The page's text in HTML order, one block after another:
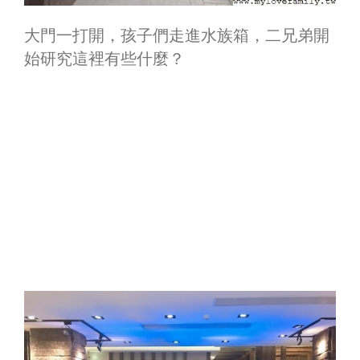
大門一打開，孩子們走進水族箱，二兄弟開
始研究這裡有些什麼？